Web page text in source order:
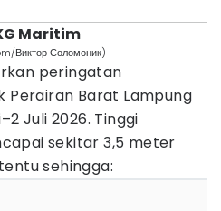
Maritim
Виктор Соломоник)
peringatan
Perairan Barat Lampung
Juli 2026. Tinggi
sekitar 3,5 meter
sehingga: